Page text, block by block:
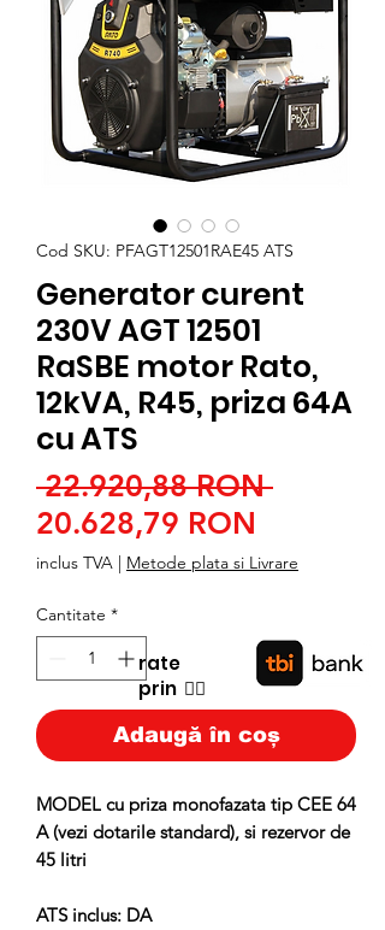
Cod SKU: PFAGT12501RAE45 ATS
Generator curent
230V AGT 12501
RaSBE motor Rato,
12kVA, R45, priza 64A
cu ATS
22.920,88 RON Preț
20.628,79 RON
redus
inclus TVA | Metode plata si Livrare
Cantitate *
Adaugă în coș
MODEL cu priza monofazata tip CEE 64
A (vezi dotarile standard), si rezervor de
45 litri
ATS inclus: DA
rate
prin 👉🏿